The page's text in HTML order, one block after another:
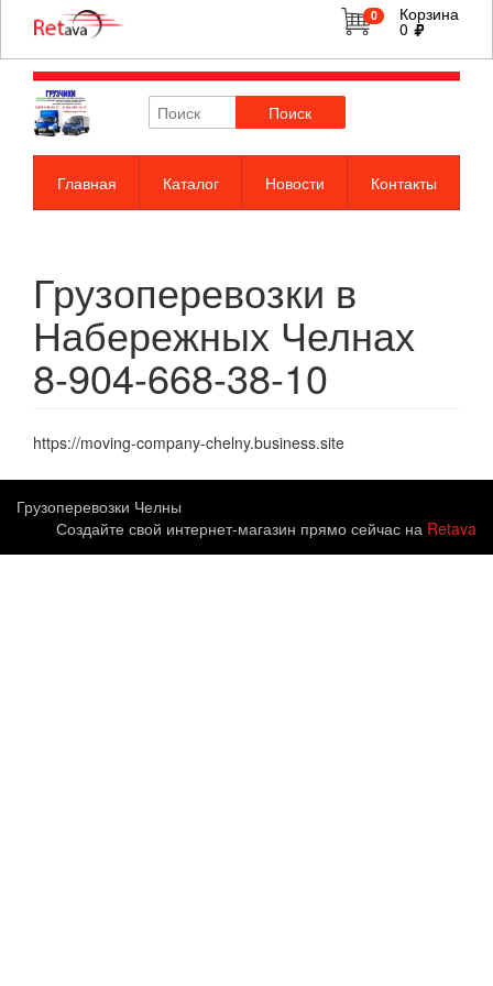
Поиск
Главная Каталог Новости Контакты
Грузоперевозки в
Набережных Челнах
8-904-668-38-10
https://moving-company-chelny.business.site
0 Корзина
0
Грузоперевозки Челны
Создайте свой интернет-магазин прямо сейчас на Retava